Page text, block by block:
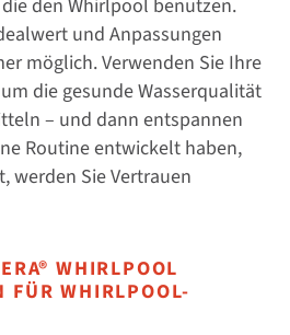
den Whirlpool benutzen.
und Anpassungen
möglich. Verwenden Sie Ihre
die gesunde Wasserqualität
– und dann entspannen
Routine entwickelt haben,
werden Sie Vertrauen
WHIRLPOOL
FÜR WHIRLPOOL-